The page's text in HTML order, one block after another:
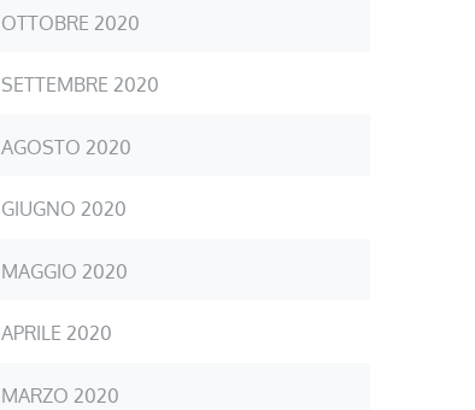
OTTOBRE 2020
SETTEMBRE 2020
AGOSTO 2020
GIUGNO 2020
MAGGIO 2020
APRILE 2020
MARZO 2020